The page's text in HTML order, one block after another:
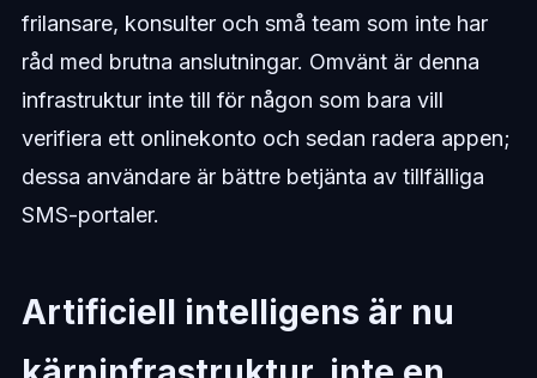
frilansare, konsulter och små team som inte har
råd med brutna anslutningar. Omvänt är denna
infrastruktur inte till för någon som bara vill
verifiera ett onlinekonto och sedan radera appen;
dessa användare är bättre betjänta av tillfälliga
SMS-portaler.
Artificiell intelligens är nu